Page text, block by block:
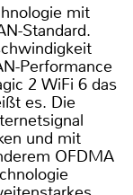
mit
Standard.
Performance
2 WiFi 6 das
es. Die
und mit
OFDMA